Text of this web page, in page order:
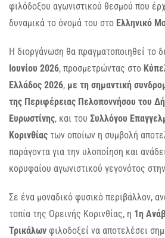
φιλόδοξου αγωνιστικού θεσμού που
δυναμικά το όνομά του στο Ελληνικό
Η διοργάνωση θα πραγματοποιηθεί το
Ιουνίου 2026, προσμετρώντας στο
Ελλάδος 2026, με τη σημαντική
της Περιφέρειας Πελοποννήσου του
Ευρωστίνης, και του Συλλόγου
Κορινθίας των οποίων η συμβολή
παράγοντα για την υλοποίηση και
κορυφαίου αγωνιστικού γεγονότος
Σε ένα μοναδικό φυσικό περιβάλλον,
τοπία της Ορεινής Κορινθίας, η 1η
Τρικάλων φιλοδοξεί να αποτελέσει